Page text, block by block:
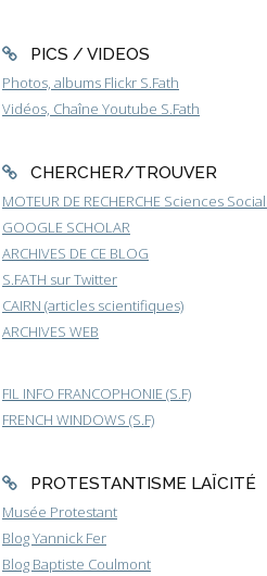
PICS / VIDEOS
Photos, albums Flickr S.Fath
Vidéos, Chaîne Youtube S.Fath
CHERCHER/TROUVER
MOTEUR DE RECHERCHE Sciences
GOOGLE SCHOLAR
ARCHIVES DE CE BLOG
S.FATH sur Twitter
CAIRN (articles scientifiques)
ARCHIVES WEB
FIL INFO FRANCOPHONIE (S.F)
FRENCH WINDOWS (S.F)
PROTESTANTISME LAÏCITÉ
Musée Protestant
Blog Yannick Fer
Blog Baptiste Coulmont